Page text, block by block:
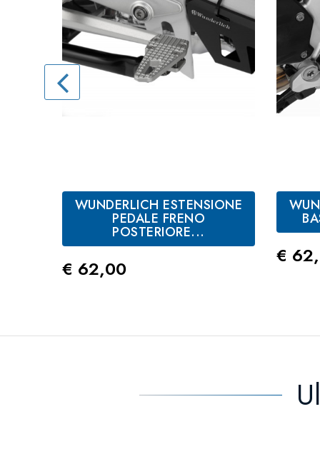
WUNDERLICH ESTENSIONE
PEDALE FRENO
POSTERIORE...
Prezzo
€ 62,00
€